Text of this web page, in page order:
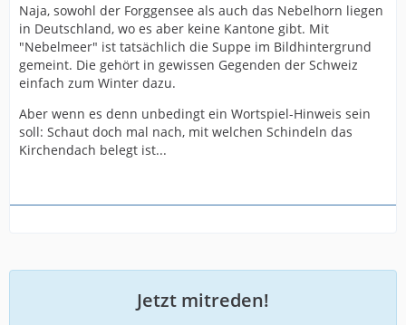
Naja, sowohl der Forggensee als auch das Nebelhorn liegen
in Deutschland, wo es aber keine Kantone gibt. Mit
"Nebelmeer" ist tatsächlich die Suppe im Bildhintergrund
gemeint. Die gehört in gewissen Gegenden der Schweiz
einfach zum Winter dazu.
Aber wenn es denn unbedingt ein Wortspiel-Hinweis sein
soll: Schaut doch mal nach, mit welchen Schindeln das
Kirchendach belegt ist...
Jetzt mitreden!